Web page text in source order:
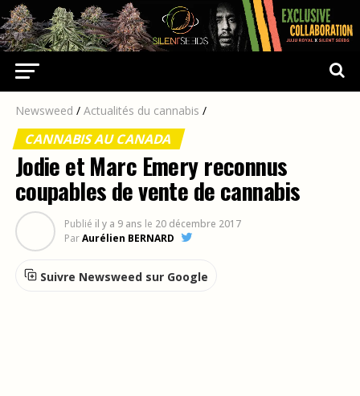
Newsweed / Actualités du cannabis /
CANNABIS AU CANADA
Jodie et Marc Emery reconnus
coupables de vente de cannabis
Publié il y a 9 ans le 20 décembre 2017
ParAurélien BERNARD
Suivre Newsweed sur Google